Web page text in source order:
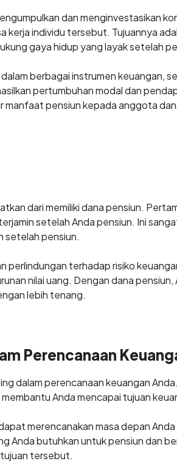
dan menginvestasikan
kerja individu tersebut. Tujuannya
gaya hidup yang layak setelah
berbagai instrumen keuangan,
pertumbuhan modal dan
manfaat pensiun kepada anggota
dari memiliki dana pensiun.
setelah Anda pensiun. Ini
setelah pensiun.
perlindungan terhadap risiko
nilai uang. Dengan dana
lebih tenang.
Perencanaan
dalam perencanaan keuangan
Anda mencapai tujuan
merencanakan masa depan
Anda butuhkan untuk pensiun dan
tersebut.